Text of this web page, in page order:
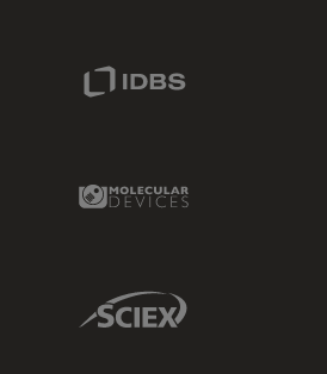
Molecular Devices Link
Sciex Link